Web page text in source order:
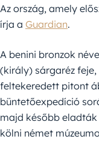
Az ország, amely
írja a Guardian.
A benini bronzok
(király) sárgaréz
feltekeredett pitont
büntetőexpedíció
majd később
kölni német